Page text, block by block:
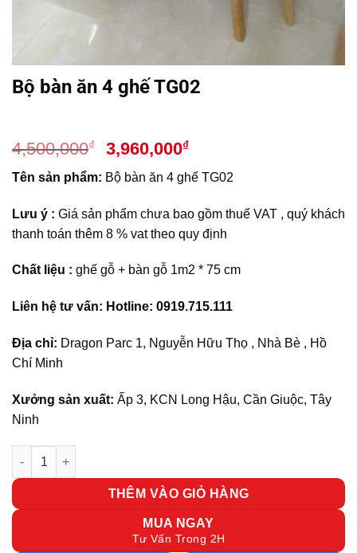
Bộ bàn ăn 4 ghế TG02
4,500,000₫
Giá
gốc
là:
4,500,000₫.
3,960,000₫Giá
hiện
tại
là:
3,960,000₫.
Tên sản phẩm: Bộ bàn ăn 4 ghế TG02
Lưu ý : Giá sản phẩm chưa bao gồm thuế VAT , quý khách
thanh toán thêm 8 % vat theo quy định
Chất liệu : ghế gỗ + bàn gỗ 1m2 * 75 cm
Liên hệ tư vấn: Hotline: 0919.715.111
Địa chỉ: Dragon Parc 1, Nguyễn Hữu Thọ , Nhà Bè , Hồ
Chí Minh
Xưởng sản xuất: Ấp 3, KCN Long Hậu, Cần Giuộc, Tây
Ninh
Bộ bàn ăn 4 ghế TG02 số lượng
THÊM VÀO GIỎ HÀNG
MUA NGAY
Tư Vấn Trong 2H